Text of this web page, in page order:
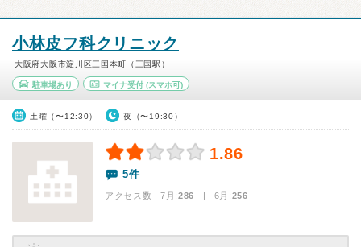
小林皮フ科クリニック
大阪府大阪市淀川区三国本町（三国駅）
駐車場あり マイナ受付(スマホ可)
土曜（〜12:30） 夜（〜19:30）
1.86
5件
アクセス数 7月:286 | 6月:256